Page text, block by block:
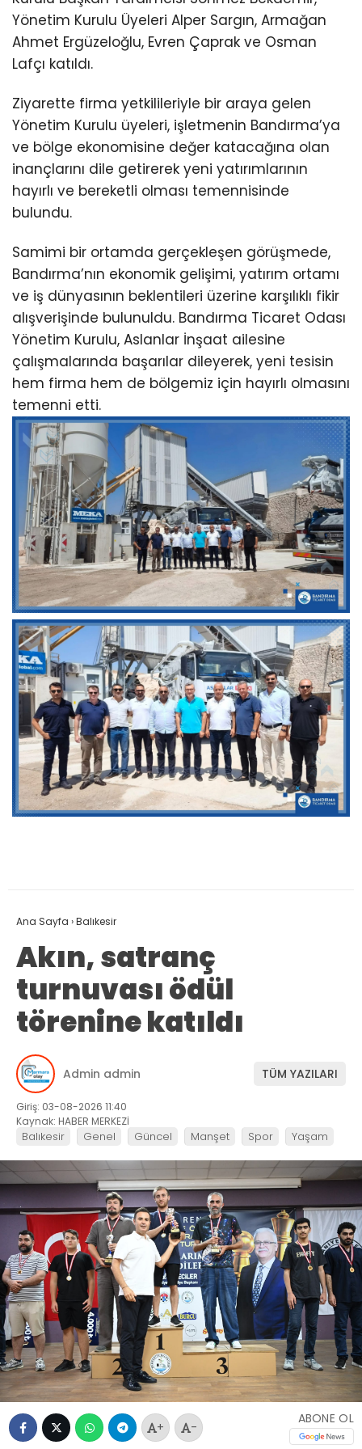
Yönetim Kurulu Üyeleri Alper Sargın, Armağan
Ahmet Ergüzeloğlu, Evren Çaprak ve Osman
Lafçı katıldı.
Ziyarette firma yetkilileriyle bir araya gelen
Yönetim Kurulu üyeleri, işletmenin Bandırma’ya
ve bölge ekonomisine değer katacağına olan
inançlarını dile getirerek yeni yatırımlarının
hayırlı ve bereketli olması temennisinde
bulundu.
Samimi bir ortamda gerçekleşen görüşmede,
Bandırma’nın ekonomik gelişimi, yatırım ortamı
ve iş dünyasının beklentileri üzerine karşılıklı fikir
alışverişinde bulunuldu. Bandırma Ticaret Odası
Yönetim Kurulu, Aslanlar İnşaat ailesine
çalışmalarında başarılar dileyerek, yeni tesisin
hem firma hem de bölgemiz için hayırlı olmasını
temenni etti.
Ana Sayfa ›Balıkesir
Akın, satranç
turnuvası ödül
törenine katıldı
Admin admin TÜM YAZILARI
Giriş: 03-08-2026 11:40
Kaynak: HABER MERKEZİ
Balıkesir Genel Güncel Manşet Spor Yaşam
+ -
ABONE OL